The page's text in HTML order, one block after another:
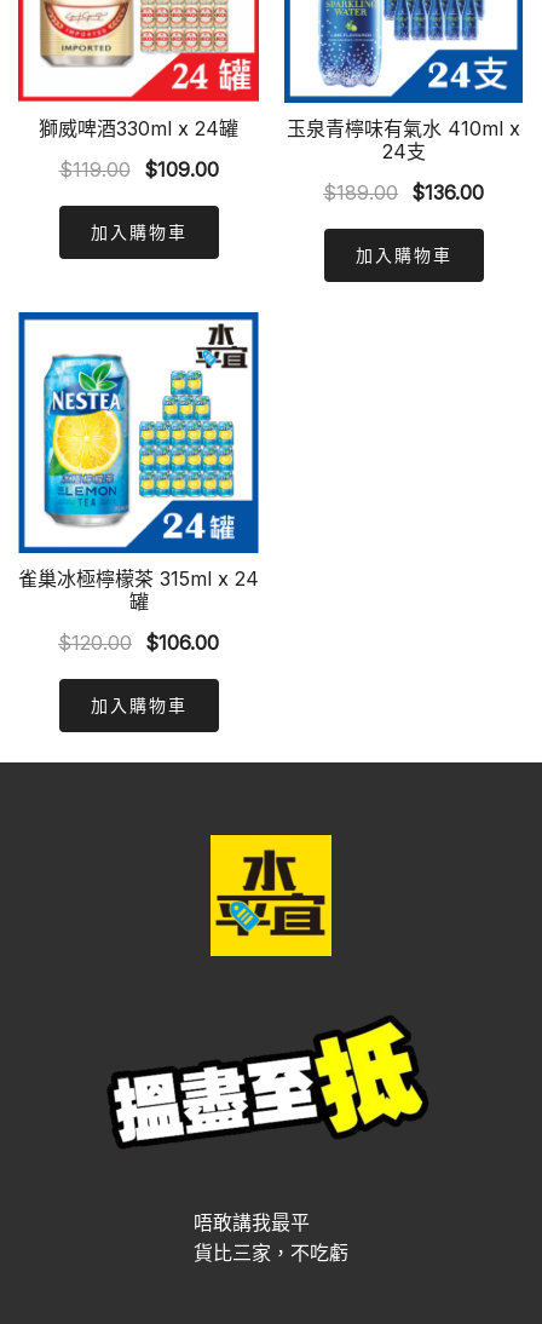
獅威啤酒330ml x 24罐
$119.00
Original
was:
$119.00.
$109.00Current
$109.00.
加入購物車
玉泉青檸味有氣水 410ml x
24支
$189.00 Original
was:
$189.00.
$136.00
加入購物車
雀巢冰極檸檬茶 315ml x 24
罐
$120.00 Original
was:
$120.00.
$106.00Current
$106.00.
加入購物車
唔敢講我最平
貨比三家，不吃虧